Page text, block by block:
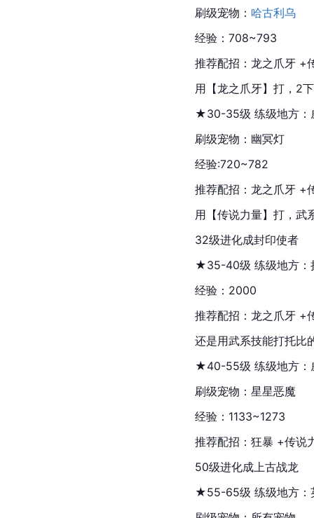
刷级宠物： 哈古利乌
经验：708~793
推荐配招：龙之爪牙 +
用【龙之爪牙】打，2
★30-35级 练级地方：
刷级宠物： 幽冥灯
经验:720~782
推荐配招：龙之爪牙 +
用【传说力量】打，武
32级进化成封印使者
★35-40级 练级地方：
经验：2000
推荐配招：龙之爪牙 +
还是用武系技能打托比
★40-55级 练级地方：
刷级宠物：星星恶魔
经验：1133~1273
推荐配招：狂暴 +传说
50级进化成上古战龙
★55-65级 练级地方：